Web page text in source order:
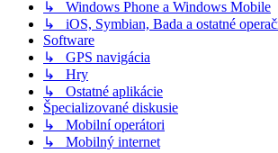
↳ Windows Phone a Windows Mobile
↳ iOS, Symbian, Bada a ostatné
Software
↳ GPS navigácia
↳ Hry
↳ Ostatné aplikácie
Špecializované diskusie
↳ Mobilní operátori
↳ Mobilný internet